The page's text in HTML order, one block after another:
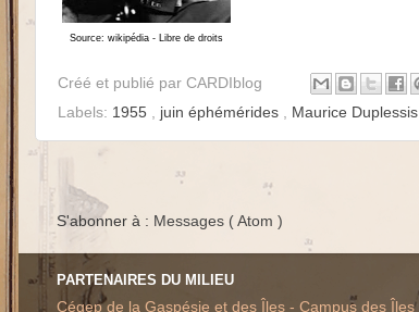
Source: wikipédia - Libre de droits
Créé et publié par CARDIblog
Labels: 1955 , juin éphémérides , Maurice Duplessis
S'abonner à : Messages ( Atom )
PARTENAIRES DU MILIEU
Cégep de la Gaspésie et des Îles - Campus des Îles